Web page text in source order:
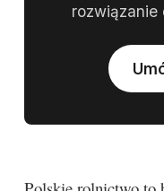
rozwiązanie